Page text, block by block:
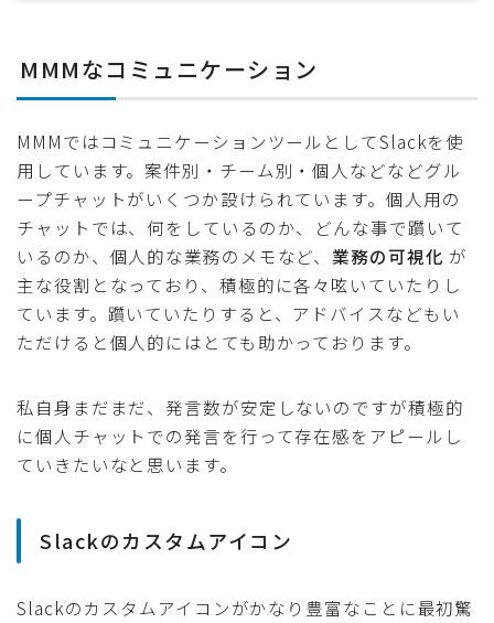
MMMなコミュニケーション
MMMではコミュニケーションツールとしてSlackを使
用しています。案件別・チーム別・個人などなどグル
ープチャットがいくつか設けられています。個人用の
チャットでは、何をしているのか、どんな事で躓いて
いるのか、個人的な業務のメモなど、 業務の可視化 が
主な役割となっており、積極的に各々呟いていたりし
ています。躓いていたりすると、アドバイスなどもい
ただけると個人的にはとても助かっております。
私自身まだまだ、発言数が安定しないのですが積極的
に個人チャットでの発言を行って存在感をアピールし
ていきたいなと思います。
Slackのカスタムアイコン
Slackのカスタムアイコンがかなり豊富なことに最初驚